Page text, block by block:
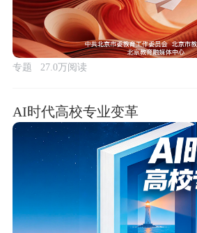
专题 27.0万阅读
AI时代高校专业变革